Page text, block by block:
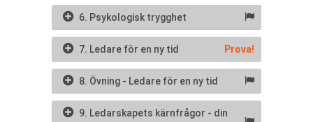
6. Psykologisk trygghet
7. Ledare för en ny tid Prova!
8. Övning - Ledare för en ny tid
9. Ledarskapets kärnfrågor - din